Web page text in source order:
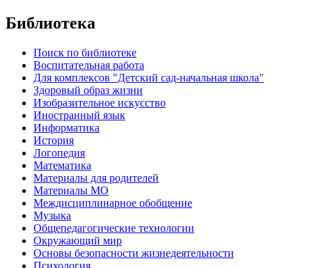
Библиотека
Поиск по библиотеке
Воспитательная работа
Для комплексов "Детский сад-начальная школа"
Здоровый образ жизни
Изобразительное искусство
Иностранный язык
Информатика
История
Логопедия
Математика
Материалы для родителей
Материалы МО
Междисциплинарное обобщение
Музыка
Общепедагогические технологии
Окружающий мир
Основы безопасности жизнедеятельности
Психология